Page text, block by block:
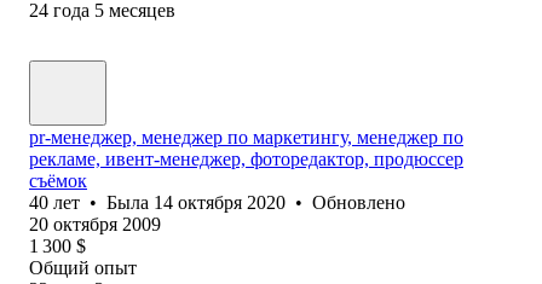
24 года 5 месяцев
pr-менеджер, менеджер по маркетингу, менеджер по
рекламе, ивент-менеджер, фоторедактор, продюссер
съёмок
40 лет • Была 14 октября 2020 • Обновлено
20 октября 2009
1 300 $
Общий опыт